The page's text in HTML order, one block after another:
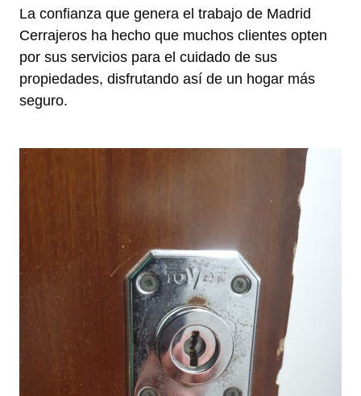
La confianza que genera el trabajo de Madrid
Cerrajeros ha hecho que muchos clientes opten
por sus servicios para el cuidado de sus
propiedades, disfrutando así de un hogar más
seguro.